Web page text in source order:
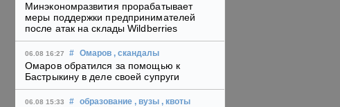
Минэкономразвития прорабатывает
меры поддержки предпринимателей
после атак на склады Wildberries
06.08 16:27 # Омаров , скандалы
Омаров обратился за помощью к
Бастрыкину в деле своей супруги
06.08 15:33 # образование , вузы , квоты